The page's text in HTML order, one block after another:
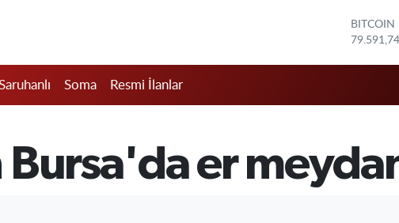
DOLAR
45,43620
61,60380
14.598,00
BITCOIN
Soma Resmi İlanlar
er